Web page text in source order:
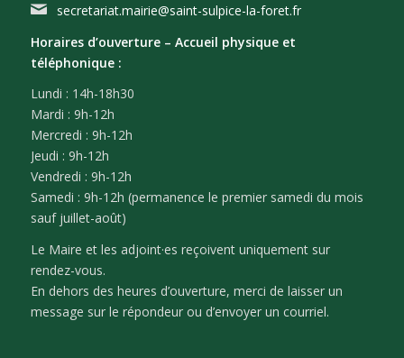
secretariat.mairie@saint-sulpice-la-foret.fr
Horaires d’ouverture – Accueil physique et
téléphonique :
Lundi : 14h-18h30
Mardi : 9h-12h
Mercredi : 9h-12h
Jeudi : 9h-12h
Vendredi : 9h-12h
Samedi : 9h-12h (permanence le premier samedi du mois
sauf juillet-août)
Le Maire et les adjoint·es reçoivent uniquement sur
rendez-vous.
En dehors des heures d’ouverture, merci de laisser un
message sur le répondeur ou d’envoyer un courriel.